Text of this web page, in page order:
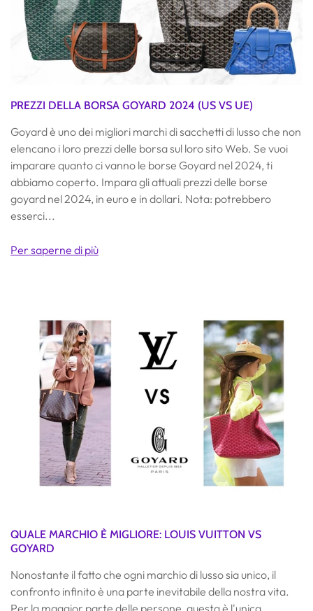
PREZZI DELLA BORSA GOYARD 2024 (US VS UE)
Goyard è uno dei migliori marchi di sacchetti di lusso che non
elencano i loro prezzi delle borsa sul loro sito Web. Se vuoi
imparare quanto ci vanno le borse Goyard nel 2024, ti
abbiamo coperto. Impara gli attuali prezzi delle borse
goyard nel 2024, in euro e in dollari. Nota: potrebbero
esserci...
Per saperne di più
QUALE MARCHIO È MIGLIORE: LOUIS VUITTON VS
GOYARD
Nonostante il fatto che ogni marchio di lusso sia unico, il
confronto infinito è una parte inevitabile della nostra vita.
Per la maggior parte delle persone, questa è l'unica